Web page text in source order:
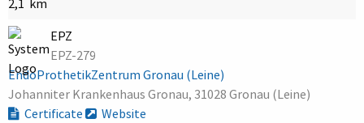
EPZ
EPZ-279
EndoProthetikZentrum Gronau (Leine)
Johanniter Krankenhaus Gronau, 31028 Gronau (Leine)
Certificate
Website